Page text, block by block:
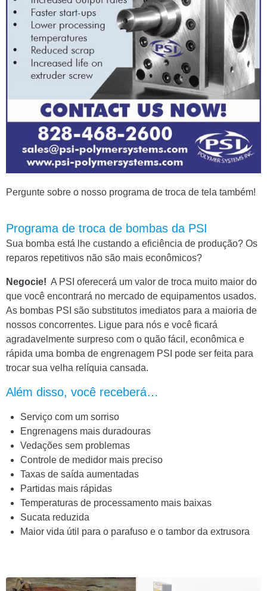
Pergunte sobre o nosso programa de troca de tela também!
Programa de troca de bombas da PSI
Sua bomba está lhe custando a eficiência de produção? Os
reparos repetitivos não são mais econômicos?
Negocie! A PSI oferecerá um valor de troca muito maior do
que você encontrará no mercado de equipamentos usados.
As bombas PSI são substitutos imediatos para a maioria de
nossos concorrentes. Ligue para nós e você ficará
agradavelmente surpreso com o quão fácil, econômica e
rápida uma bomba de engrenagem PSI pode ser feita para
trocar sua velha relíquia cansada.
Além disso, você receberá…
Serviço com um sorriso
Engrenagens mais duradouras
Vedações sem problemas
Controle de medidor mais preciso
Taxas de saída aumentadas
Partidas mais rápidas
Temperaturas de processamento mais baixas
Sucata reduzida
Maior vida útil para o parafuso e o tambor da extrusora